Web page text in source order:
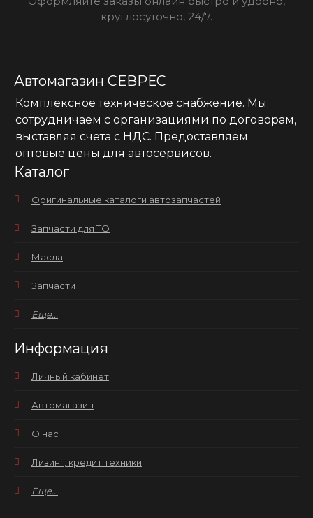
круглосуточно, 24/7.
Автомагазин СЕВРЕС
Комплексное техническое снабжение. Мы
сотрудничаем с организациями по договорам,
выставляя счета с НДС. Предоставляем
оптовые цены для автосервисов.
Каталог
Оригинальные каталоги автозапчастей
Запчасти для ТО
Масла
Запчасти
Еще...
Информация
Личный кабинет
Автомагазин
О нас
Лизинг, кредит техники
Еще...